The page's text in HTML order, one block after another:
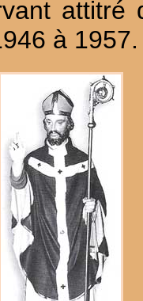
à 1957.